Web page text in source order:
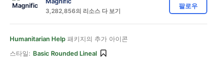
3,282,856의 리소스 다 보기
팔로우
Humanitarian Help 패키지의 추가 아이콘
스타일: Basic Rounded Lineal